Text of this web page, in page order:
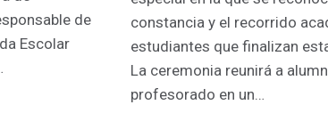
de
Escolar
constancia y el recorrido
estudiantes que finalizan
La ceremonia reunirá a
profesorado en un…